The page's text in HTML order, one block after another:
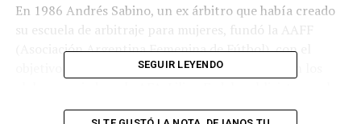
En 1986 Andrés Sabino, un ex árbitro que había creado
su escuela de arbitraje para mujeres, fundó la AAFF
(Asociación Argentina Femenina de Fútbol), con el
objetivo que el fútbol de mujeres se practicara en los
vicepresidenta de la organización. El torneo que
SEGUIR LEYENDO